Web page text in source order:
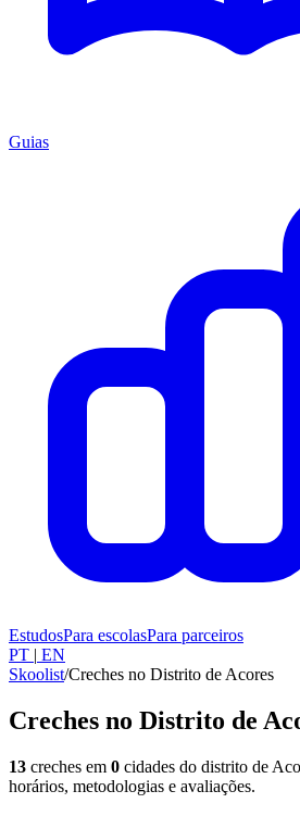
Guias
EstudosPara escolasPara parceiros
PT | EN
Skoolist/Creches no Distrito de Acores
Creches no Distrito de
13 creches em 0 cidades do distrito de
horários, metodologias e avaliações.